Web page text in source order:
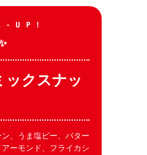
ックスナッ
、うま塩ピー、バター
ーモンド、フライカシ